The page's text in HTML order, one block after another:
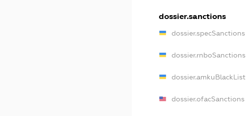
dossier.sanctions
dossier.specSanctions
dossier.rnboSanctions
dossier.amkuBlackList
dossier.ofacSanctions